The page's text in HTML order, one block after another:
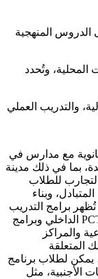
الدروس المنهجية
وتُحدد
مع مدارس في
بما في ذلك مدينة
التجارب للطلاب
وبناء
برامج التدريب
الداخلي وبرامج PCTO ارتباطًا وثيقًا بالمنطقة المحلية: حيث يخوض
والمراكز
المتعلقة
يمكن لطلاب برنامج
الأجنبية، مثل